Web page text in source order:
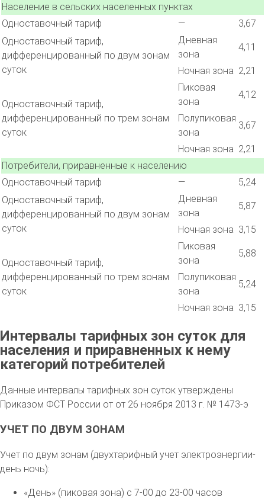
Население в сельских населенных пунктах
Одноставочный тариф
—
3,67
Одноставочный тариф,
дифференцированный по двум зонам
суток
Дневная
зона
4,11
Ночная зона 2,21
Одноставочный тариф,
дифференцированный по трем зонам
суток
Пиковая
зона
4,12
Полупиковая
зона
3,67
Ночная зона 2,21
Потребители, приравненные к населению
Одноставочный тариф
—
5,24
Одноставочный тариф,
дифференцированный по двум зонам
суток
Дневная
зона
5,87
Ночная зона 3,15
Одноставочный тариф,
дифференцированный по трем зонам
суток
Пиковая
зона
5,88
Полупиковая
зона
5,24
Ночная зона 3,15
Интервалы тарифных зон суток для
населения и приравненных к нему
категорий потребителей
Данные интервалы тарифных зон суток утверждены
Приказом ФСТ России от от 26 ноября 2013 г. № 1473-э
УЧЕТ ПО ДВУМ ЗОНАМ
Учет по двум зонам (двухтарифный учет электроэнергии-
день ночь):
«День» (пиковая зона) с 7-00 до 23-00 часов